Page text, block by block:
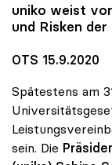
uniko weist
und Risken
OTS 15.9.2020
Spätestens am
sein. Die